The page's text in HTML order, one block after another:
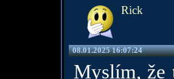
Rick
08.01.2025 16:07:24
Myslím, že